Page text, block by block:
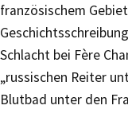
französischem
Schlacht bei Fère
„russischen Reiter
Blutbad unter den